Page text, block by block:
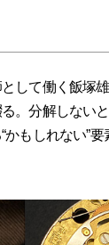
して働く飯塚
。分解しない
もしれない”